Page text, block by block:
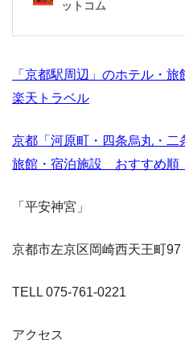
「京都駅周辺」のホテル・
楽天トラベル
京都「河原町・四条烏丸・二
旅館・宿泊施設 おすすめ
「平安神宮」
京都市左京区岡崎西天王町97
TELL 075-761-0221
アクセス